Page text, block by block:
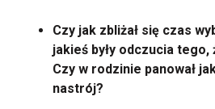
Czy jak zbliżał się czas
jakieś były odczucia tego,
Czy w rodzinie panował
nastrój?